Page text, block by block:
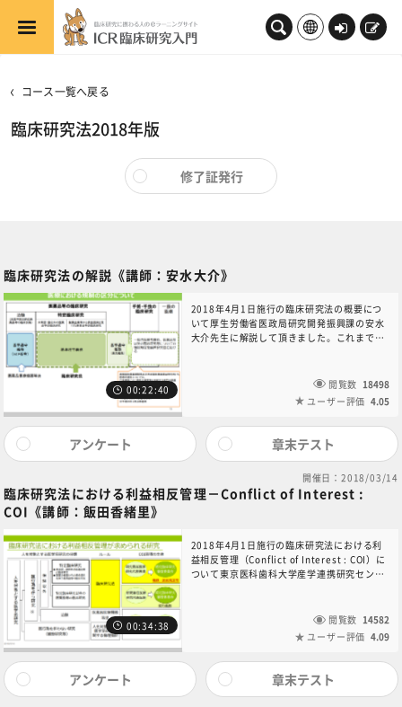
メインコンテンツへスキップする
ロ
新
コース一覧へ戻る
臨床研究法2018年版
修了証発行
臨床研究法の解説《講師：安水大介》
00:22:40
2018年4月1日施行の臨床研究法の概要につ
いて厚生労働省医政局研究開発振興課の安水
大介先生に解説して頂きました。これまで、
多くの研究が4月から施行される臨床研究法
に則した対応を求められることになります。
各論の詳細のうち、利益相反管理、認定臨床
研究審査委員会、 資金等の提供、経過措置に
ついてはそれぞれリンク先の講義をご覧くだ
さい。厚生労働省のHPから「１－４．臨床研
号）」をダウンロードして受講してくださ
い。なお、法制度に係る検討の経緯は 髙江先
閲覧数 18498
ユーザー評価 4.05
アンケート 章末テスト
開催日：2018/03/14
臨床研究法における利益相反管理－Conflict of Interest :
COI《講師：飯田香緒里》
00:34:38
2018年4月1日施行の臨床研究法における利
益相反管理（Conflict of Interest : COI）に
ついて東京医科歯科大学産学連携研究センタ
説明して頂いています。 ディオバン事例で
は、研究対象薬剤を製造販売している企業の
研究への関与と、当該企業と研究者との利益
関係について開示されていなかったことが問
題視され、それが臨床研究法における利益相
反管理の動機につながっています。その基本
閲覧数 14582
ユーザー評価 4.09
アンケート 章末テスト